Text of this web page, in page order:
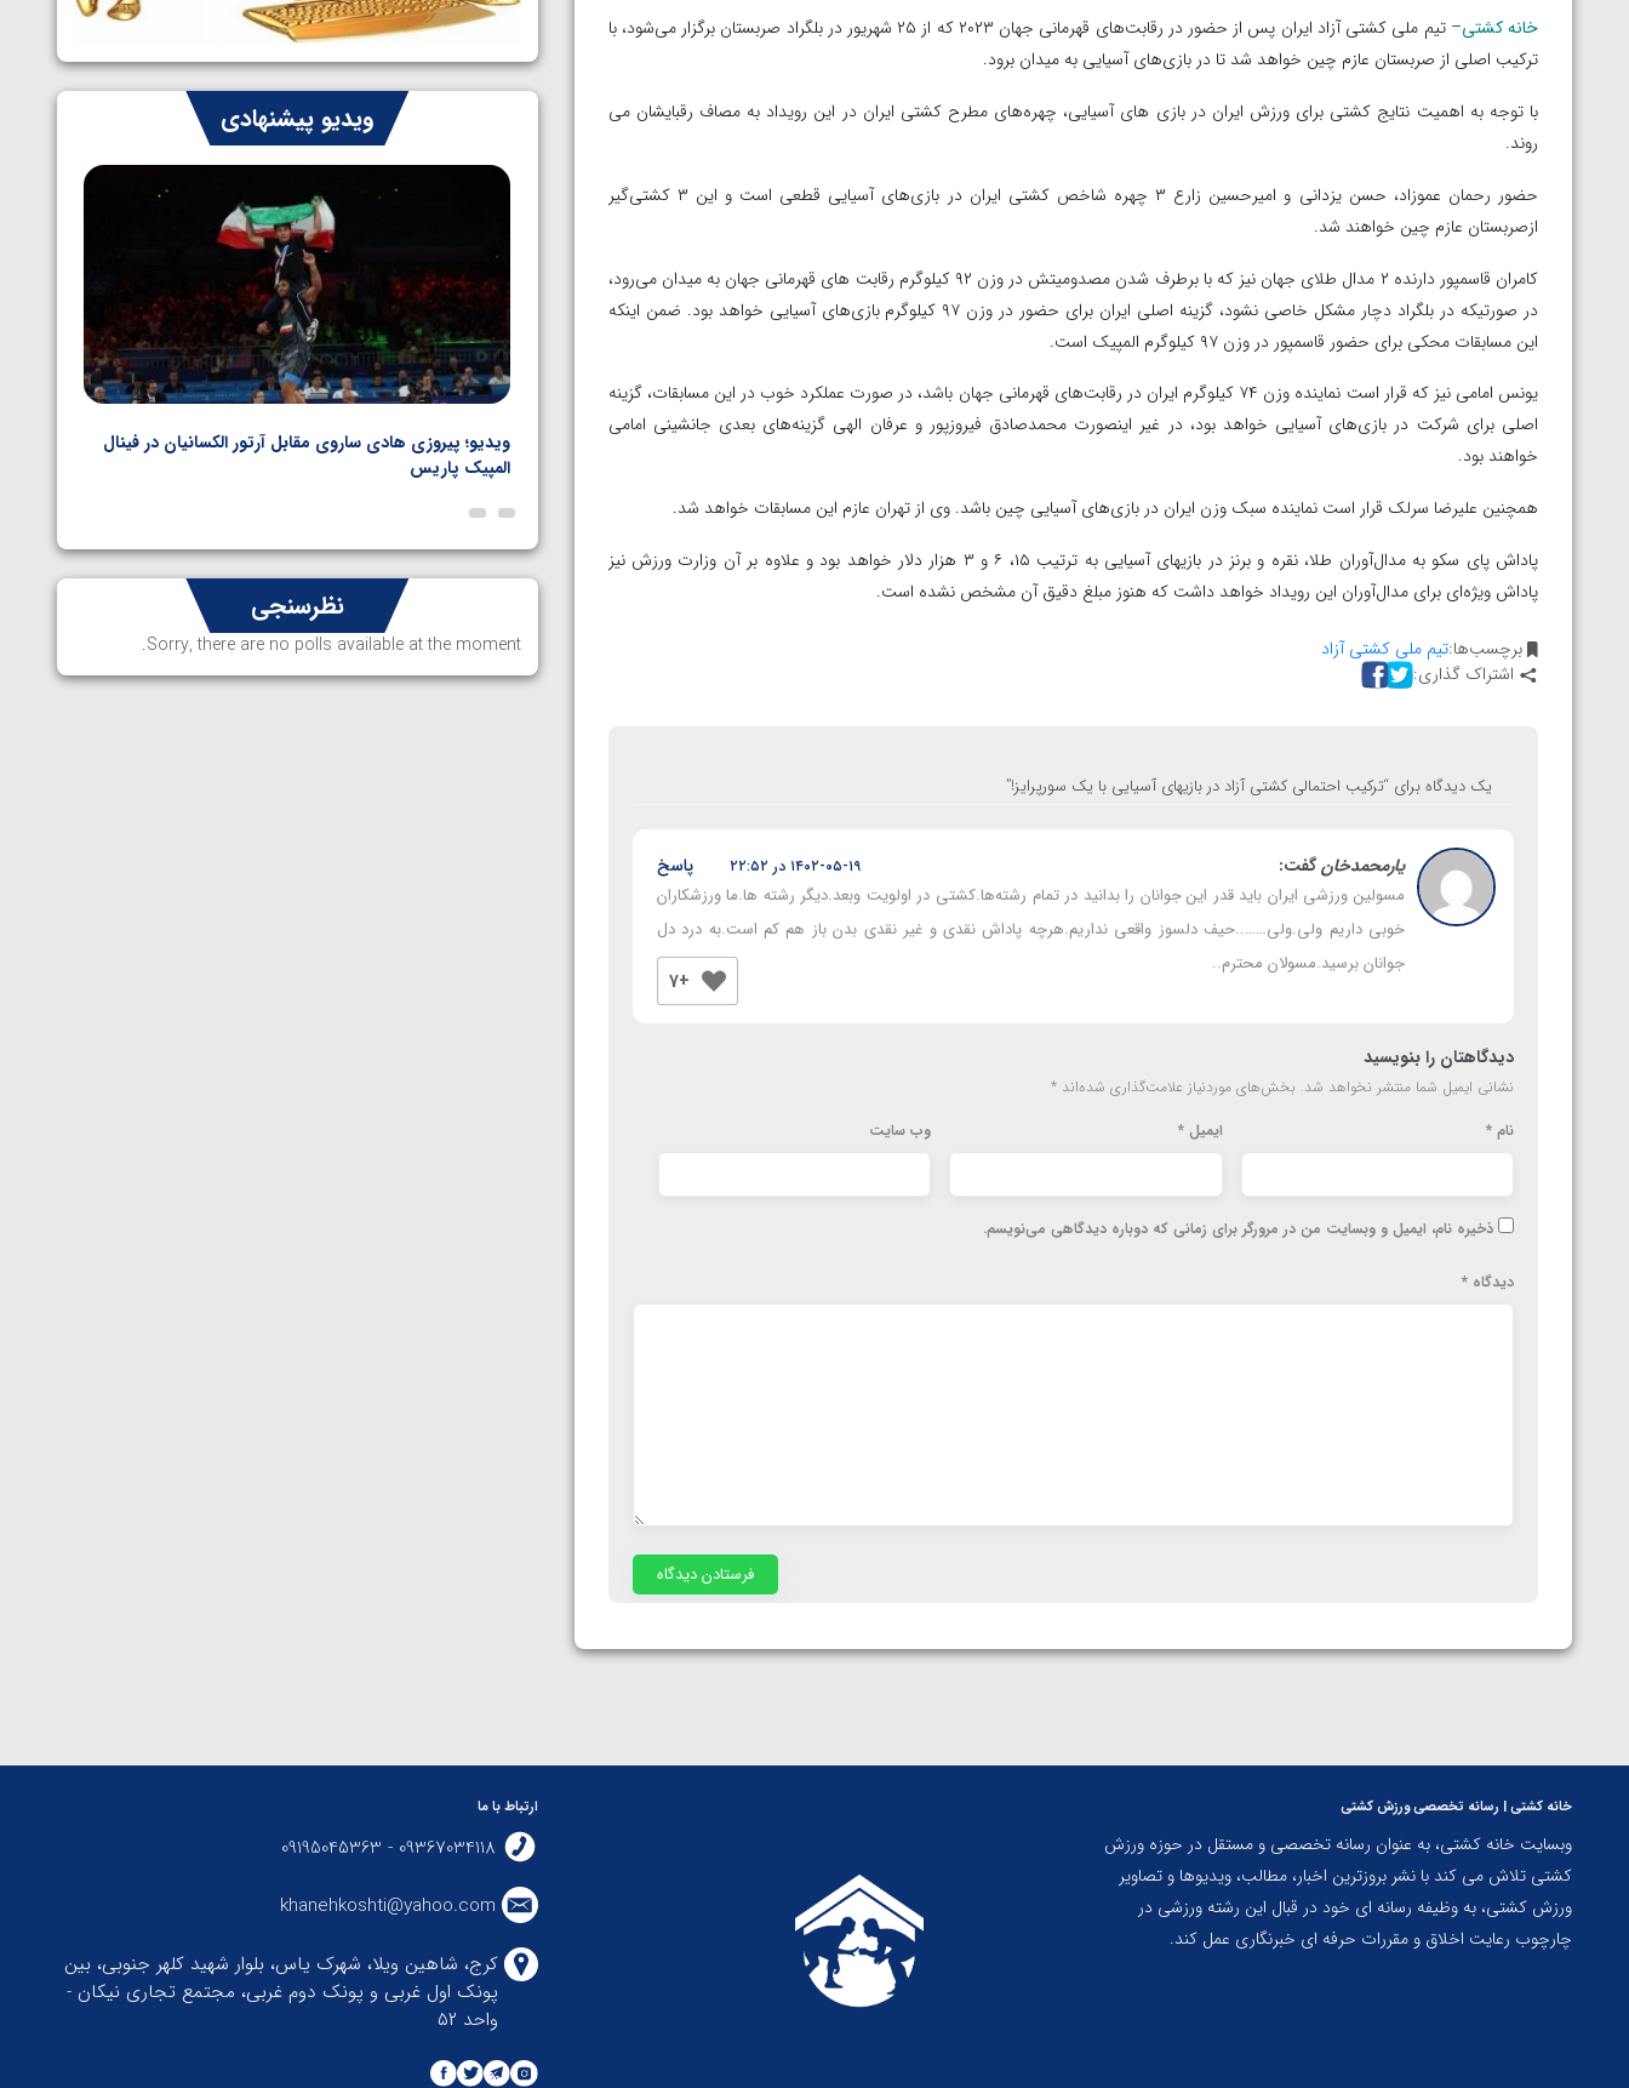
خانه کشتی
– تیم ملی کشتی آزاد ایران پس از حضور در رقابت‌های قهرمانی جهان ۲۰۲۳ که از ۲۵ شهریور در بلگراد صربستان برگزار می‌شود، با
ترکیب اصلی از صربستان عازم چین خواهد شد تا در بازی‌های آسیایی به میدان برود.
با توجه به اهمیت نتایج کشتی برای ورزش ایران در بازی های آسیایی، چهره‌های مطرح کشتی ایران در این رویداد به مصاف رقبایشان می
روند.
حضور رحمان عموزاد، حسن یزدانی و امیرحسین زارع ۳ چهره شاخص کشتی ایران در بازی‌های آسیایی قطعی است و این ۳ کشتی‌گیر
ازصربستان عازم چین خواهند شد.
کامران قاسمپور دارنده ۲ مدال طلای جهان نیز که با برطرف شدن مصدومیتش در وزن ۹۲ کیلوگرم رقابت های قهرمانی جهان به میدان می‌رود،
در صورتیکه در بلگراد دچار مشکل خاصی نشود، گزینه اصلی ایران برای حضور در وزن ۹۷ کیلوگرم بازی‌های آسیایی خواهد بود. ضمن اینکه
این مسابقات محکی برای حضور قاسمپور در وزن ۹۷ کیلوگرم المپیک است.
یونس امامی نیز که قرار است نماینده وزن ۷۴ کیلوگرم ایران در رقابت‌های قهرمانی جهان باشد، در صورت عملکرد خوب در این مسابقات، گزینه
اصلی برای شرکت در بازی‌های آسیایی خواهد بود، در غیر اینصورت محمدصادق فیروزپور و عرفان الهی گزینه‌های بعدی جانشینی امامی
خواهند بود.
همچنین علیرضا سرلک قرار است نماینده سبک وزن ایران در بازی‌های آسیایی چین باشد. وی از تهران عازم این مسابقات خواهد شد.
پاداش پای سکو به مدال‌آوران طلا، نقره و برنز در بازیهای آسیایی به ترتیب ۱۵، ۶ و ۳ هزار دلار خواهد بود و علاوه بر آن وزارت ورزش نیز
پاداش ویژه‌ای برای مدال‌آوران این رویداد خواهد داشت که هنوز مبلغ دقیق آن مشخص نشده است.
برچسب‌ها:تیم ملی کشتی آزاد
اشتراک گذاری:
یک دیدگاه برای “ترکیب احتمالی کشتی آزاد در بازیهای آسیایی با یک سورپرایز!”
یارمحمدخانگفت: ۱۴۰۲-۰۵-۱۹ در ۲۲:۵۲
مسولین ورزشی ایران باید قدر این جوانان را بدانید در تمام رشته‌ها.کشتی در اولویت وبعد.دیگر رشته ها.ما ورزشکاران
خوبی داریم ولی.ولی……..حیف دلسوز واقعی نداریم.هرچه پاداش نقدی و غیر نقدی بدن باز هم کم است.به درد دل
جوانان برسید.مسولان محترم..
+7
پاسخ
دیدگاهتان را بنویسید
نشانی ایمیل شما منتشر نخواهد شد. بخش‌های موردنیاز علامت‌گذاری شده‌اند *
نام * ایمیل* وب‌ سایت
ذخیره نام، ایمیل و وبسایت من در مرورگر برای زمانی که دوباره دیدگاهی می‌نویسم.
دیدگاه *
ویدیو پیشنهادی
امین میرزازاده
ویدیو؛ باخت امین کاویانی نژاد مقابل مالخاز آمویان از
ویدیو؛ صعود حسن یزدانی به فینال المپیک با برتری مقابل
ویدیو؛ پیروزی هادی ساروی مقابل آرتور الکسانیان در فینال
المپیک پاریس
نظرسنجی
Sorry, there are no polls available at the moment.
خانه کشتی | رسانه تخصصی ورزش کشتی
وبسایت خانه کشتی، به عنوان رسانه تخصصی و مستقل در حوزه ورزش
کشتی تلاش می کند با نشر بروزترین اخبار، مطالب، ویدیوها و تصاویر
ورزش کشتی، به وظیفه رسانه ای خود در قبال این رشته ورزشی در
چارچوب رعایت اخلاق و مقررات حرفه ای خبرنگاری عمل کند.
ارتباط با ما
09367034118 - 09195045363
khanehkoshti@yahoo.com
کرج، شاهین ویلا، شهرک یاس، بلوار شهید کلهر جنوبی، بین
پونک اول غربی و پونک دوم غربی، مجتمع تجاری نیکان -
واحد ۵۲